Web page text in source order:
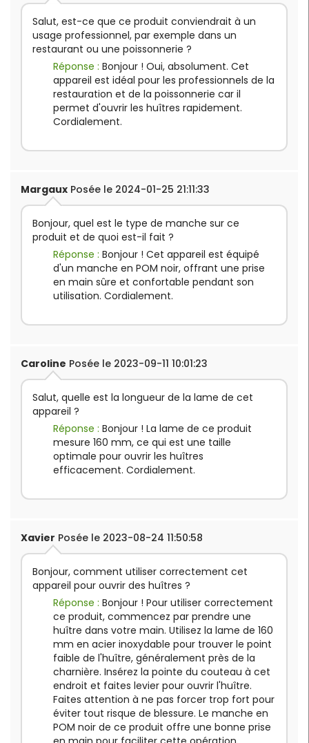
Salut, est-ce que ce produit conviendrait à un
usage professionnel, par exemple dans un
restaurant ou une poissonnerie ?
Réponse : Bonjour ! Oui, absolument. Cet
appareil est idéal pour les professionnels de la
restauration et de la poissonnerie car il
permet d'ouvrir les huîtres rapidement.
Cordialement.
Margaux Posée le 2024-01-25 21:11:33
Bonjour, quel est le type de manche sur ce
produit et de quoi est-il fait ?
Réponse : Bonjour ! Cet appareil est équipé
d'un manche en POM noir, offrant une prise
en main sûre et confortable pendant son
utilisation. Cordialement.
Caroline Posée le 2023-09-11 10:01:23
Salut, quelle est la longueur de la lame de cet
appareil ?
Réponse : Bonjour ! La lame de ce produit
mesure 160 mm, ce qui est une taille
optimale pour ouvrir les huîtres
efficacement. Cordialement.
Xavier Posée le 2023-08-24 11:50:58
Bonjour, comment utiliser correctement cet
appareil pour ouvrir des huîtres ?
Réponse : Bonjour ! Pour utiliser correctement
ce produit, commencez par prendre une
huître dans votre main. Utilisez la lame de 160
mm en acier inoxydable pour trouver le point
faible de l'huître, généralement près de la
charnière. Insérez la pointe du couteau à cet
endroit et faites levier pour ouvrir l'huître.
Faites attention à ne pas forcer trop fort pour
éviter tout risque de blessure. Le manche en
POM noir de ce produit offre une bonne prise